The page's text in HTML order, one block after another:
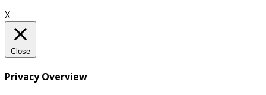
X
Close
Privacy Overview